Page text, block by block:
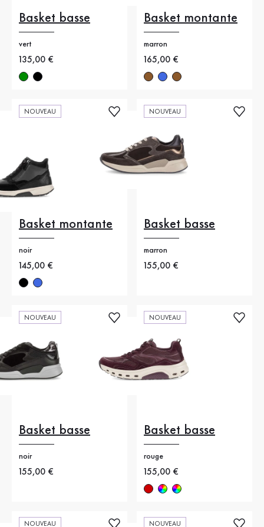
Basket basse
vert
Nouveau prix
135,00 €
Basket montante
marron
Nouveau prix
165,00 €
NOUVEAU
Basket montante
noir
Nouveau prix
145,00 €
NOUVEAU
Basket basse
marron
Nouveau prix
155,00 €
NOUVEAU
Basket basse
noir
Nouveau prix
155,00 €
NOUVEAU
Basket basse
rouge
Nouveau prix
155,00 €
NOUVEAU NOUVEAU